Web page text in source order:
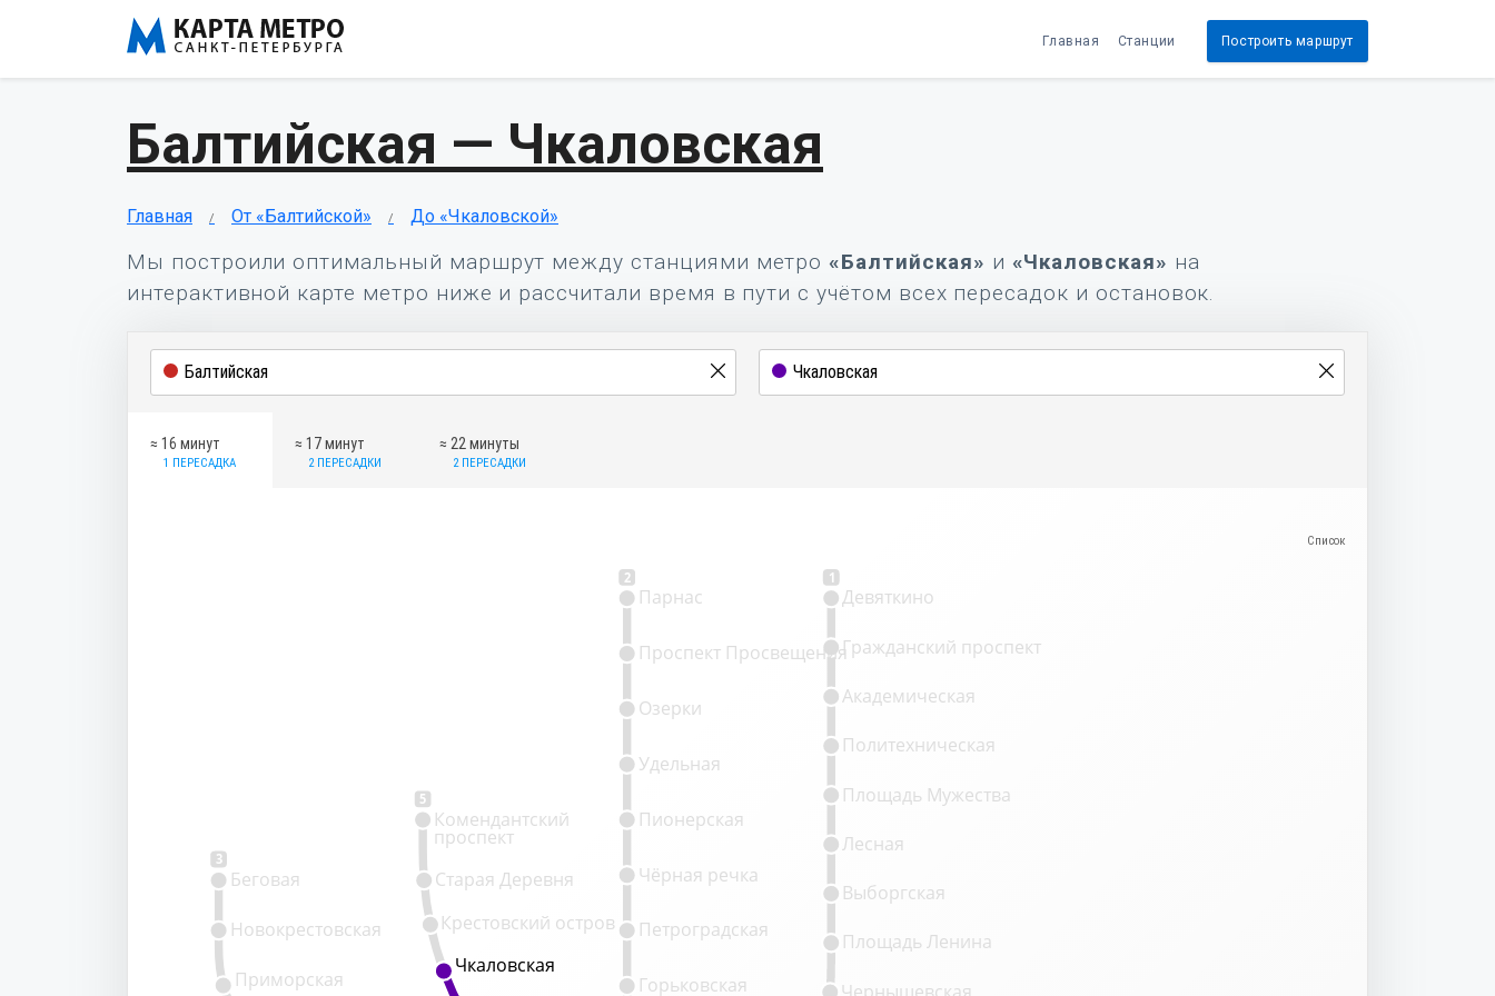
Главная Станции Построить маршрут
Балтийская — Чкаловская
Главная От «Балтийской» До «Чкаловской»
Мы построили оптимальный маршрут между станциями метро«Балтийская» и «Чкаловская» на
интерактивной карте метро ниже и рассчитали время в пути с учётом всех пересадок и остановок.
≈ 16 минут
1 ПЕРЕСАДКА
≈ 17 минут
2 ПЕРЕСАДКИ
≈ 22 минуты
2 ПЕРЕСАДКИ
3
5
2 1
Приморская
Чкаловская
Крестовский остров
Старая Деревня
Комендантский
проспект
Горьковская
Петроградская
Чёрная речка
Пионерская
Удельная
Озерки
Проспект Просвещения
Парнас
Чернышевская
Площадь Ленина
Выборгская
Лесная
Площадь Мужества
Политехническая
Академическая
Гражданский проспект
Девяткино
Новокрестовская
Беговая
Чкаловская